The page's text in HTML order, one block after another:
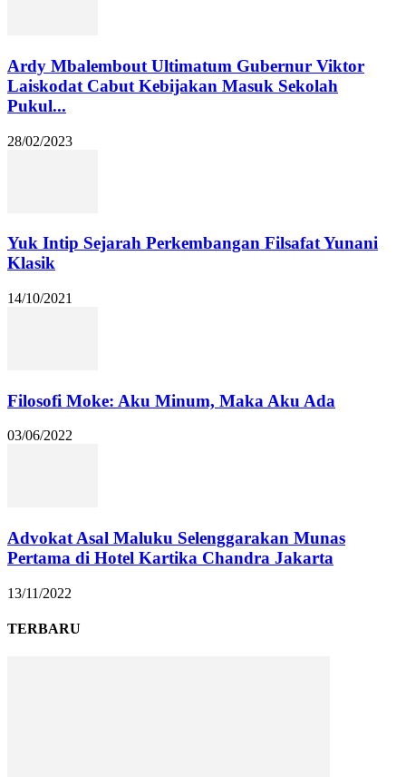
Ardy Mbalembout Ultimatum Gubernur Viktor
Laiskodat Cabut Kebijakan Masuk Sekolah
Pukul...
28/02/2023
Yuk Intip Sejarah Perkembangan Filsafat Yunani
Klasik
14/10/2021
Filosofi Moke: Aku Minum, Maka Aku Ada
03/06/2022
Advokat Asal Maluku Selenggarakan Munas
Pertama di Hotel Kartika Chandra Jakarta
13/11/2022
TERBARU